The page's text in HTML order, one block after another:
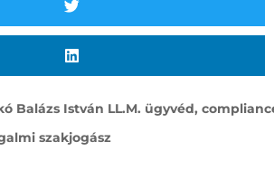
Balázs István LL.M. ügyvéd,
szakjogász